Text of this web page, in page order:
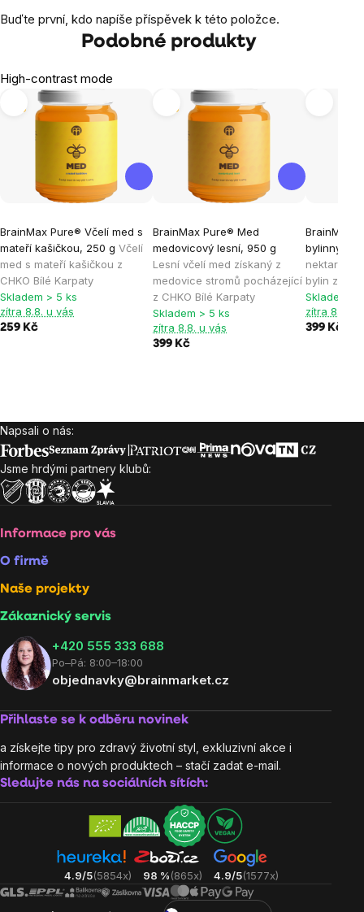
Buďte první, kdo napíše příspěvek k této položce.
Podobné produkty
High-contrast mode
BrainMax Pure® Včelí med s
mateří kašičkou, 250 g Včelí
med s mateří kašičkou z
CHKO Bílé Karpaty
Skladem > 5 ks
zítra 8.8. u vás
259 Kč
BrainMax Pure® Med
medovicový lesní, 950 g
Lesní včelí med získaný z
medovice stromů pocházející
z CHKO Bílé Karpaty
Skladem > 5 ks
zítra 8.8. u vás
399 Kč
BrainMax
bylinný,
nektaru
bylin z
Skladem >
zítra 8.8. u
399 Kč
Zápatí
Napsali o nás:
Jsme hrdými partnery klubů:
Informace pro vás
O firmě
Naše projekty
Zákaznický servis
‭+420 555 333 688
Po–Pá: 8:00–18:00
objednavky@brainmarket.cz
Přihlaste se k odběru novinek
a získejte tipy pro zdravý životní styl, exkluzivní akce i
informace o nových produktech – stačí zadat e-mail.
Sledujte nás na sociálních sítích:
4.9/5(5854x) 98 %(865x) 4.9/5(1577x)